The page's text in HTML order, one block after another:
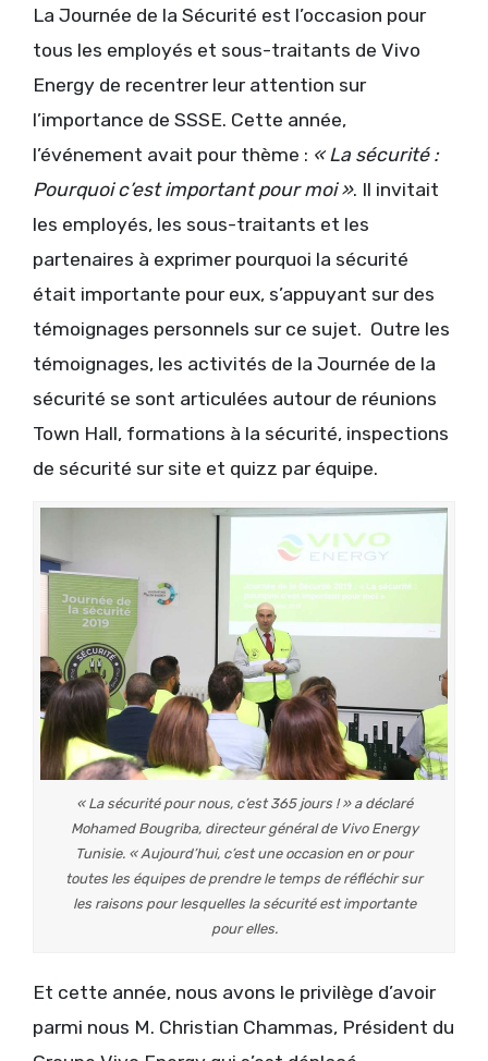
La Journée de la Sécurité est l’occasion pour
tous les employés et sous-traitants de Vivo
Energy de recentrer leur attention sur
l’importance de SSSE. Cette année,
l’événement avait pour thème : « La sécurité :
Pourquoi c’est important pour moi ». Il invitait
les employés, les sous-traitants et les
partenaires à exprimer pourquoi la sécurité
était importante pour eux, s’appuyant sur des
témoignages personnels sur ce sujet. Outre les
témoignages, les activités de la Journée de la
sécurité se sont articulées autour de réunions
Town Hall, formations à la sécurité, inspections
de sécurité sur site et quizz par équipe.
« La sécurité pour nous, c’est 365 jours ! » a déclaré
Mohamed Bougriba, directeur général de Vivo Energy
Tunisie. « Aujourd’hui, c’est une occasion en or pour
toutes les équipes de prendre le temps de réfléchir sur
les raisons pour lesquelles la sécurité est importante
pour elles.
Et cette année, nous avons le privilège d’avoir
parmi nous M. Christian Chammas, Président du